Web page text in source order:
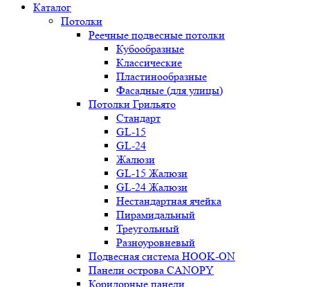
Каталог
Потолки
Реечные подвесные потолки
Кубообразные
Классические
Пластинообразные
Фасадные (для улицы)
Потолки Грильято
Стандарт
GL-15
GL-24
Жалюзи
GL-15 Жалюзи
GL-24 Жалюзи
Нестандартная ячейка
Пирамидальный
Треугольный
Разноуровневый
Подвесная система HOOK-ON
Панели острова CANOPY
Коридорные панели